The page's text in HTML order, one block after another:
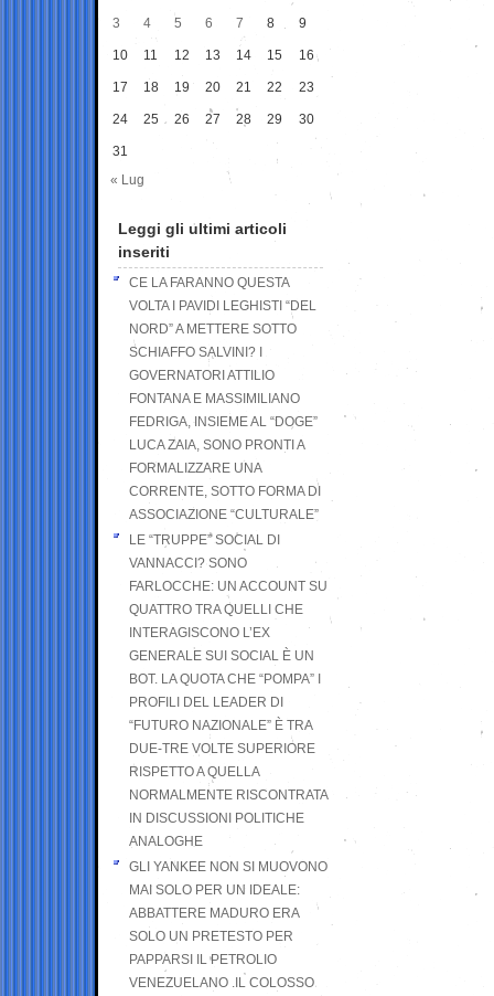
3 4 5 6 7 8 9
10 11 12 13 14 15 16
17 18 19 20 21 22 23
24 25 26 27 28 29 30
31
« Lug
Leggi gli ultimi articoli
inseriti
CE LA FARANNO QUESTA
VOLTA I PAVIDI LEGHISTI “DEL
NORD” A METTERE SOTTO
SCHIAFFO SALVINI? I
GOVERNATORI ATTILIO
FONTANA E MASSIMILIANO
FEDRIGA, INSIEME AL “DOGE”
LUCA ZAIA, SONO PRONTI A
FORMALIZZARE UNA
CORRENTE, SOTTO FORMA DI
ASSOCIAZIONE “CULTURALE”
LE “TRUPPE” SOCIAL DI
VANNACCI? SONO
FARLOCCHE: UN ACCOUNT SU
QUATTRO TRA QUELLI CHE
INTERAGISCONO L’EX
GENERALE SUI SOCIAL È UN
BOT. LA QUOTA CHE “POMPA” I
PROFILI DEL LEADER DI
“FUTURO NAZIONALE” È TRA
DUE-TRE VOLTE SUPERIORE
RISPETTO A QUELLA
NORMALMENTE RISCONTRATA
IN DISCUSSIONI POLITICHE
ANALOGHE
GLI YANKEE NON SI MUOVONO
MAI SOLO PER UN IDEALE:
ABBATTERE MADURO ERA
SOLO UN PRETESTO PER
PAPPARSI IL PETROLIO
VENEZUELANO .IL COLOSSO